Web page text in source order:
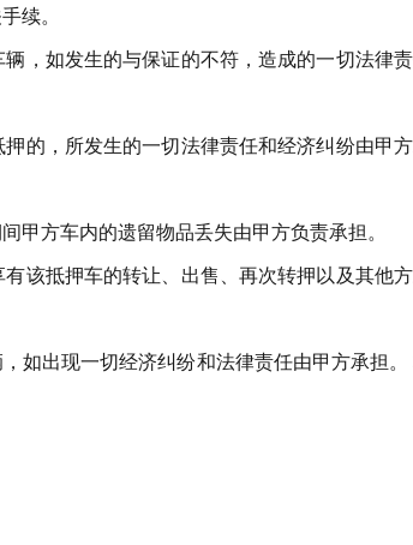
续。
，如发生的与保证的不符，造成的一切法律
的，所发生的一切法律责任和经济纠纷由甲
甲方车内的遗留物品丢失由甲方负责承担。
该抵押车的转让、出售、再次转押以及其他
如出现一切经济纠纷和法律责任由甲方承担。